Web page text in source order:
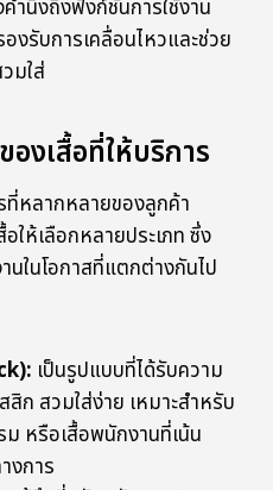
ำนึงถึงฟังก์ชันการใช้งาน
งรับการเคลื่อนไหวและช่วย
มใส่
งเสื้อที่ให้บริการ
หลากหลายของลูกค้า
ให้เลือกหลายประเภท ซึ่ง
นในโอกาสที่แตกต่างกันไป
เป็นรูปแบบที่ได้รับความ
ก สวมใส่ง่าย เหมาะสำหรับ
ม หรือเสื้อพนักงานที่เน้น
งการ